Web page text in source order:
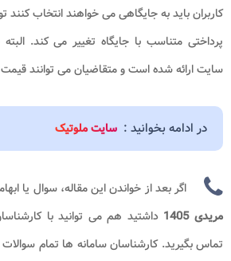
کاربران باید به جایگاهی می خواهند انتخاب کنند
پرداختی متناسب با جایگاه تغییر می کند.
سایت ارائه شده است و متقاضیان می توانند
در ادامه بخوانید : سایت ملوتیک
اگر بعد از خواندن این مقاله، سوال یا
مریدی 1405
داشتید هم می توانید با
تماس بگیرید. کارشناسان سامانه ها تمام